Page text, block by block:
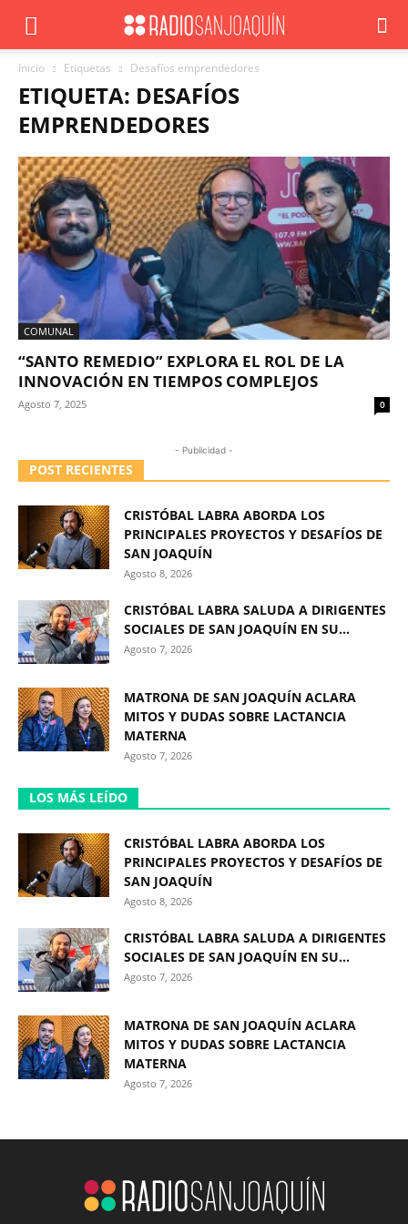
Inicio Etiquetas Desafíos emprendedores
ETIQUETA: DESAFÍOS
EMPRENDEDORES
COMUNAL
“SANTO REMEDIO” EXPLORA EL ROL DE LA
INNOVACIÓN EN TIEMPOS COMPLEJOS
Agosto 7, 2025 0
- Publicidad -
POST RECIENTES
CRISTÓBAL LABRA ABORDA LOS
PRINCIPALES PROYECTOS Y DESAFÍOS DE
SAN JOAQUÍN
Agosto 8, 2026
CRISTÓBAL LABRA SALUDA A DIRIGENTES
SOCIALES DE SAN JOAQUÍN EN SU...
Agosto 7, 2026
MATRONA DE SAN JOAQUÍN ACLARA
MITOS Y DUDAS SOBRE LACTANCIA
MATERNA
Agosto 7, 2026
LOS MÁS LEÍDO
CRISTÓBAL LABRA ABORDA LOS
PRINCIPALES PROYECTOS Y DESAFÍOS DE
SAN JOAQUÍN
Agosto 8, 2026
CRISTÓBAL LABRA SALUDA A DIRIGENTES
SOCIALES DE SAN JOAQUÍN EN SU...
Agosto 7, 2026
MATRONA DE SAN JOAQUÍN ACLARA
MITOS Y DUDAS SOBRE LACTANCIA
MATERNA
Agosto 7, 2026